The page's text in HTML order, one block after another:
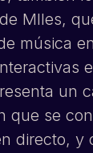
MIles,
música
un
que se
directo, y